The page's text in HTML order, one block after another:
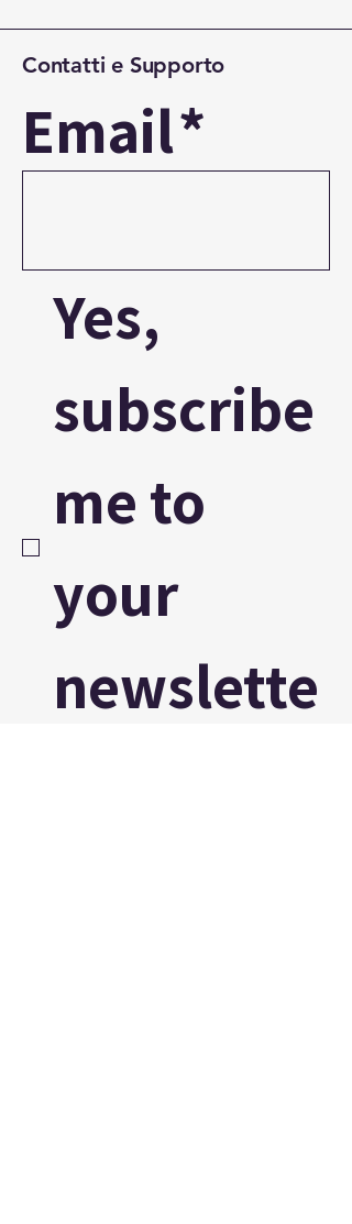
Contatti e Supporto
Email*
Yes,
subscribe
me to
your
newslette